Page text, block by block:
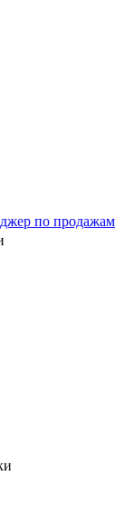
по продажам